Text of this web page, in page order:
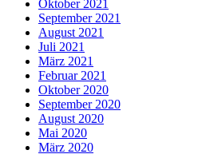
Oktober 2021
September 2021
August 2021
Juli 2021
März 2021
Februar 2021
Oktober 2020
September 2020
August 2020
Mai 2020
März 2020